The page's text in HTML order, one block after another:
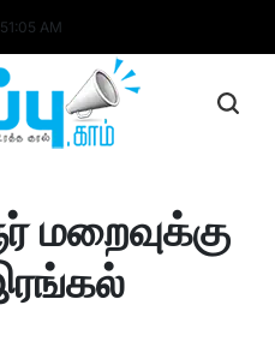
51:05 AM
மறைவுக்கு